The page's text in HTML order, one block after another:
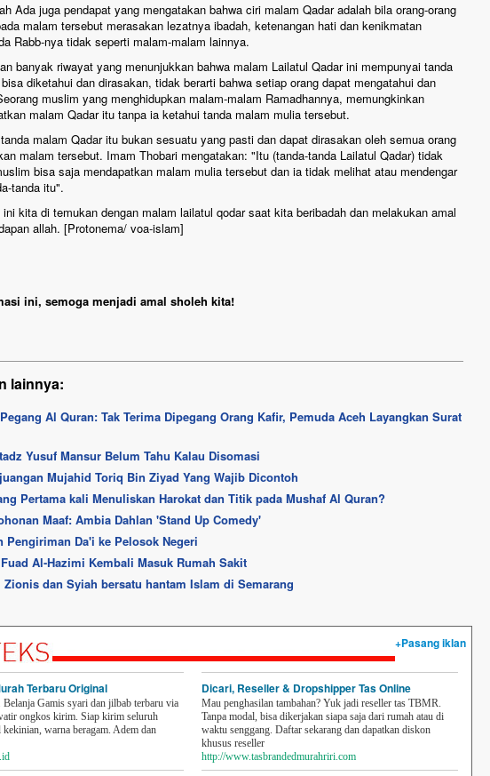
Ada juga pendapat yang mengatakan bahwa ciri malam Qadar adalah bila orang-orang
malam tersebut merasakan lezatnya ibadah, ketenangan hati dan kenikmatan
Rabb-nya tidak seperti malam-malam lainnya.
banyak riwayat yang menunjukkan bahwa malam Lailatul Qadar ini mempunyai tanda
diketahui dan dirasakan, tidak berarti bahwa setiap orang dapat mengatahui dan
muslim yang menghidupkan malam-malam Ramadhannya, memungkinkan
malam Qadar itu tanpa ia ketahui tanda malam mulia tersebut.
malam Qadar itu bukan sesuatu yang pasti dan dapat dirasakan oleh semua orang
malam tersebut. Imam Thobari mengatakan: "Itu (tanda-tanda Lailatul Qadar) tidak
bisa saja mendapatkan malam mulia tersebut dan ia tidak melihat atau mendengar
tanda itu".
kita di temukan dengan malam lailatul qodar saat kita beribadah dan melakukan amal
allah. [Protonema/ voa-islam]
ini, semoga menjadi amal sholeh kita!
lainnya:
Al Quran: Tak Terima Dipegang Orang Kafir, Pemuda Aceh Layangkan Surat
Yusuf Mansur Belum Tahu Kalau Disomasi
Mujahid Toriq Bin Ziyad Yang Wajib Dicontoh
Pertama kali Menuliskan Harokat dan Titik pada Mushaf Al Quran?
Maaf: Ambia Dahlan 'Stand Up Comedy'
Pengiriman Da'i ke Pelosok Negeri
Al-Hazimi Kembali Masuk Rumah Sakit
Zionis dan Syiah bersatu hantam Islam di Semarang
+Pasang iklan
Terbaru Original
Gamis syari dan jilbab terbaru via
ongkos kirim. Siap kirim seluruh
warna beragam. Adem dan
Dicari, Reseller & Dropshipper Tas Online
Mau penghasilan tambahan? Yuk jadi reseller tas TBMR.
Tanpa modal, bisa dikerjakan siapa saja dari rumah atau di
waktu senggang. Daftar sekarang dan dapatkan diskon
khusus reseller
http://www.tasbrandedmurahriri.com